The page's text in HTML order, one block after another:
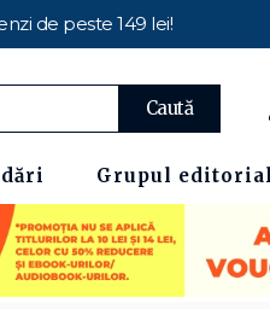
de peste 149 lei!
Caută
Grupul